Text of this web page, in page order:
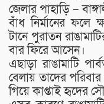
জেলার পাহাড়ি –
বাঁধ নির্মানের ফলে
টানে পুরাতন
বার ফিরে আসেন।
এছাড়া রাঙামাটি
বেলায় তাদের
গিয়ে কাপ্তাই হৃদের